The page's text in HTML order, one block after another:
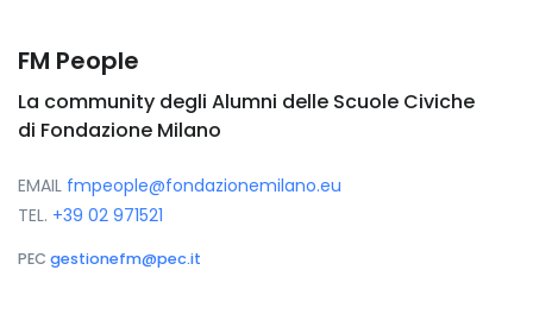
FM People
La community degli Alumni delle Scuole Civiche
di Fondazione Milano
EMAIL fmpeople@fondazionemilano.eu
TEL. +39 02 971521
PEC gestionefm@pec.it